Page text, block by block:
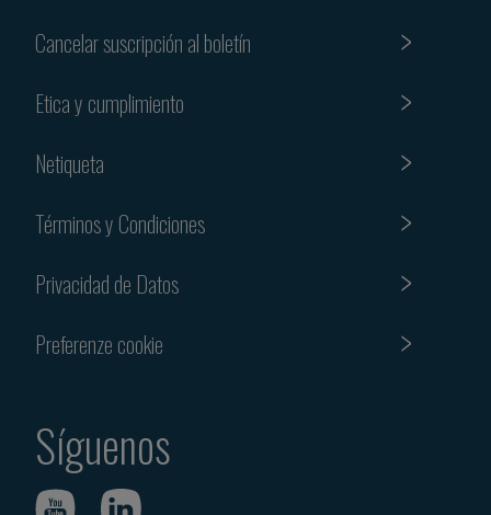
Cancelar suscripción al boletín
Etica y cumplimiento
Netiqueta
Términos y Condiciones
Privacidad de Datos
Preferenze cookie
Síguenos